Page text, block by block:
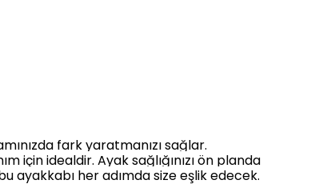
fark yaratmanızı sağlar.
için idealdir. Ayak sağlığınızı ön planda
ayakkabı her adımda size eşlik edecek.